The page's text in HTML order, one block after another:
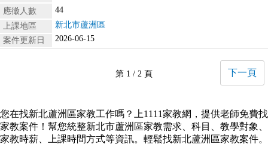
應徵人數
44
上課地區
新北市蘆洲區
案件更新日
2026-06-15
第 1 / 2 頁 下一頁
您在找新北蘆洲區家教工作嗎？上1111家教網，提供老師免費找
家教案件！幫您統整新北市蘆洲區家教需求、科目、教學對象、
家教時薪、上課時間方式等資訊。輕鬆找新北蘆洲區家教案件。